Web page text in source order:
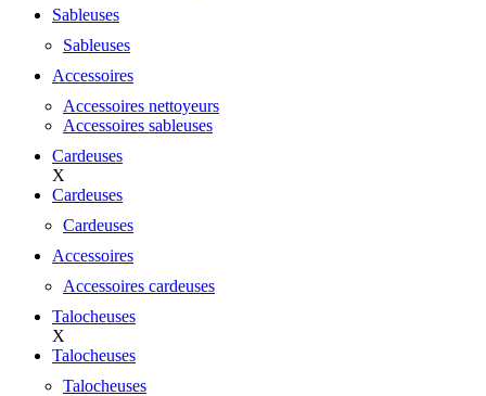
Sableuses
Sableuses
Accessoires
Accessoires nettoyeurs
Accessoires sableuses
Cardeuses
X
Cardeuses
Cardeuses
Accessoires
Accessoires cardeuses
Talocheuses
X
Talocheuses
Talocheuses